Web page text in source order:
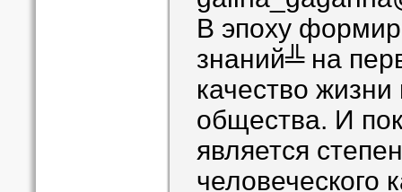
В эпоху
знаний╩ на
качество
общества. И
является
человеческого